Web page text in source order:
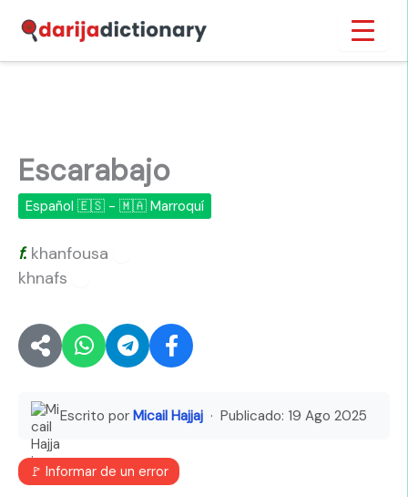
contenido
Escarabajo
Español 🇪🇸 - 🇲🇦 Marroquí
f.khanfousa
khnafs
Escrito por Micail Hajjaj · Publicado: 19 Ago 2025
🚩 Informar de un error